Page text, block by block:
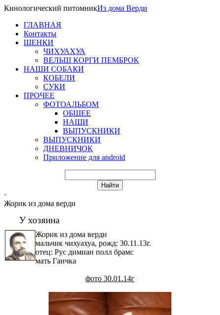
Кинологический питомникИз дома Верди
ГЛАВНАЯ
Контакты
ЩЕНКИ
ЧИХУАХУА
ВЕЛЬШ КОРГИ ПЕМБРОК
НАШИ СОБАКИ
КОБЕЛИ
СУКИ
ПРОЧЕЕ
ФОТОАЛЬБОМ
ОБЩЕЕ
НАШИ
ВЫПУСКНИКИ
ВЫПУСКНИКИ
ДНЕВНИЧОК
Приложение для android
·
Жорик из дома верди
У хозяина
Жорик из дома верди
мальчик чихуахуа, рожд: 30.11.13г.
отец: Рус димиан полл брамс
мать Гаичка
фото 30.01.14г